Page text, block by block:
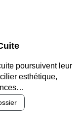
des accès, durabilité
intégration…